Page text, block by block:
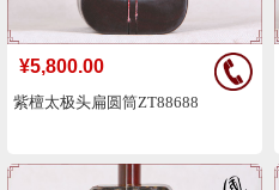
紫檀太极头扁圆筒ZT88688
¥5,800.00